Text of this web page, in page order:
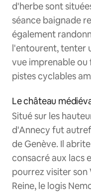
d'herbe sont
séance baignade
également
l'entourent, tenter
vue imprenable ou
pistes cyclables
Le château
Situé sur les
d'Annecy fut
de Genève. Il
consacré aux lacs
pourrez visiter son
Reine, le logis